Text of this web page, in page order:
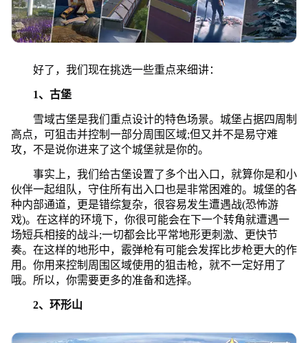
好了，我们现在挑选一些重点来细讲：
1、古堡
雪域古堡是我们重点设计的特色场景。城堡占据四周制
高点，可狙击并控制一部分周围区域;但又并不是易守难
攻，不是说你进来了这个城堡就是你的。
事实上，我们给古堡设置了多个出入口，就算你是和小
伙伴一起组队，守住所有出入口也是非常困难的。城堡的各
种内部通道，更是错综复杂，很容易发生遭遇战(恐怖游
戏)。在这样的环境下，你很可能会在下一个转角就遭遇一
场短兵相接的战斗;一切都会比平常地形更刺激、更快节
奏。在这样的地形中，霰弹枪有可能会发挥比步枪更大的作
用。你用来控制周围区域使用的狙击枪，就不一定好用了
哦。所以，你需要更多的准备和选择。
2、环形山